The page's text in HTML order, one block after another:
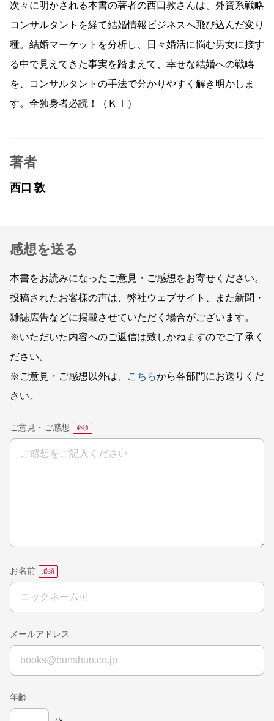
次々に明かされる本書の著者の西口敦さんは、外資系戦略
コンサルタントを経て結婚情報ビジネスへ飛び込んだ変り
種。結婚マーケットを分析し、日々婚活に悩む男女に接す
る中で見えてきた事実を踏まえて、幸せな結婚への戦略
を、コンサルタントの手法で分かりやすく解き明かしま
す。全独身者必読！（ＫＩ）
著者
西口 敦
感想を送る
本書をお読みになったご意見・ご感想をお寄せください。
投稿されたお客様の声は、弊社ウェブサイト、また新聞・
雑誌広告などに掲載させていただく場合がございます。
※いただいた内容へのご返信は致しかねますのでご了承く
ださい。
※ご意見・ご感想以外は、
こちらから各部門にお送りくだ
さい。
ご意見・ご感想
お名前
メールアドレス
年齢